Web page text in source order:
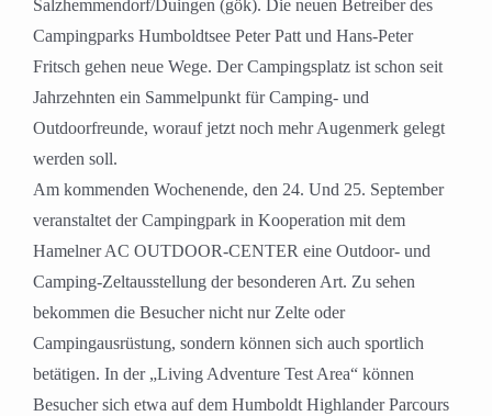
Salzhemmendorf/Duingen (gök). Die neuen Betreiber des
Campingparks Humboldtsee Peter Patt und Hans-Peter
Fritsch gehen neue Wege. Der Campingsplatz ist schon seit
Jahrzehnten ein Sammelpunkt für Camping- und
Outdoorfreunde, worauf jetzt noch mehr Augenmerk gelegt
werden soll.
Am kommenden Wochenende, den 24. Und 25. September
veranstaltet der Campingpark in Kooperation mit dem
Hamelner AC OUTDOOR-CENTER eine Outdoor- und
Camping-Zeltausstellung der besonderen Art. Zu sehen
bekommen die Besucher nicht nur Zelte oder
Campingausrüstung, sondern können sich auch sportlich
betätigen. In der „Living Adventure Test Area“ können
Besucher sich etwa auf dem Humboldt Highlander Parcours